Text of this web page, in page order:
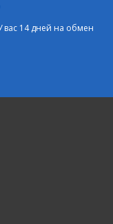
вас 14 дней на обмен